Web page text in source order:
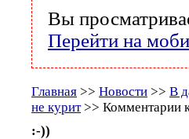
Вы
Перейти на
Главная >> Новости >> В
не курит>> Комментарии
:-))